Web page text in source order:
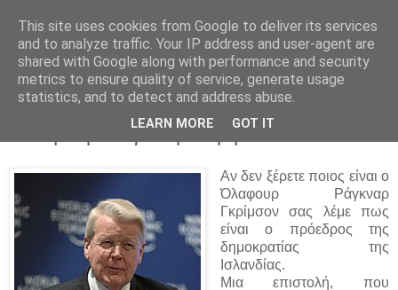
Parakato.gr
Αν στην Ελλάδα είχαμε πρόεδρο τον
Όλαφουρ Ράγκναρ Γκρίμσον
Αν δεν ξέρετε ποιος είναι ο
Όλαφουρ Ράγκναρ
Γκρίμσον σας λέμε πως
είναι ο πρόεδρος της
δημοκρατίας της
Ισλανδίας.
Μια επιστολή, που
This site uses cookies from Google to deliver its services
and to analyze traffic. Your IP address and user-agent are
shared with Google along with performance and security
metrics to ensure quality of service, generate usage
statistics, and to detect and address abuse.
LEARN MORE GOT IT